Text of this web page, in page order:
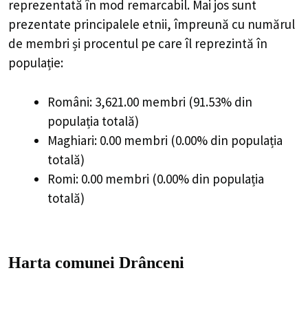
reprezentată în mod remarcabil. Mai jos sunt
prezentate principalele etnii, împreună cu numărul
de membri și procentul pe care îl reprezintă în
populație:
Români: 3,621.00 membri (91.53% din
populația totală)
Maghiari: 0.00 membri (0.00% din populația
totală)
Romi: 0.00 membri (0.00% din populația
totală)
Harta comunei Drânceni